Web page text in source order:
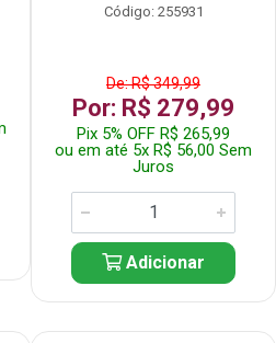
Código: 255931
De: R$ 349,99
Por: R$ 279,99
Pix 5% OFF R$ 265,99
ou em até 5x R$ 56,00 Sem
Juros
Adicionar